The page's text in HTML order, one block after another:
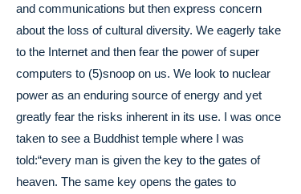
and communications but then express concern
about the loss of cultural diversity. We eagerly take
to the Internet and then fear the power of super
computers to (5)snoop on us. We look to nuclear
power as an enduring source of energy and yet
greatly fear the risks inherent in its use. I was once
taken to see a Buddhist temple where I was
told:“every man is given the key to the gates of
heaven. The same key opens the gates to